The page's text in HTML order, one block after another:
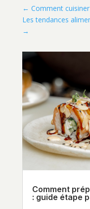
← Comment
Les tendances
→
Comment
: guide étape